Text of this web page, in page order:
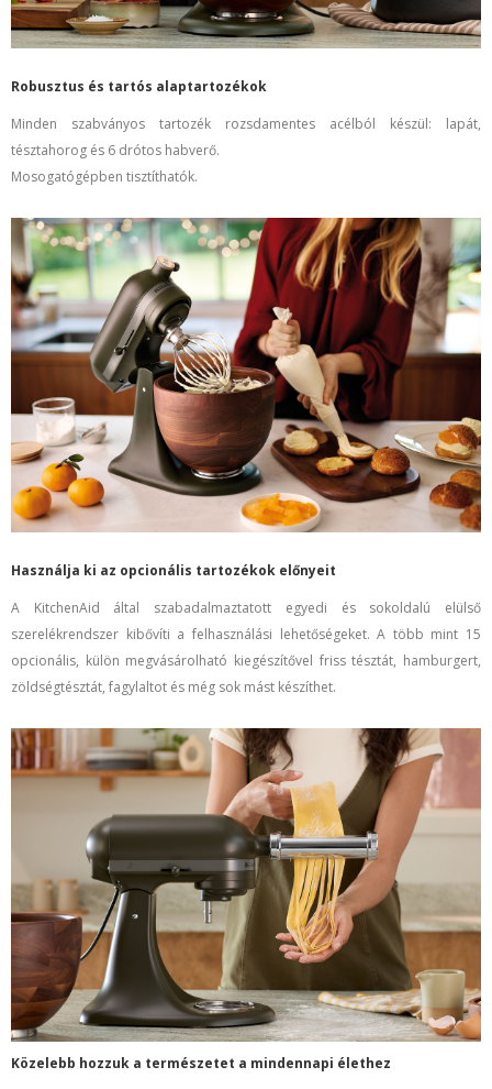
Robusztus és tartós alaptartozékok
Minden szabványos tartozék rozsdamentes acélból készül: lapát,
tésztahorog és 6 drótos habverő.
Mosogatógépben tisztíthatók.
Használja ki az opcionális tartozékok előnyeit
A KitchenAid által szabadalmaztatott egyedi és sokoldalú elülső
szerelékrendszer kibővíti a felhasználási lehetőségeket. A több mint 15
opcionális, külön megvásárolható kiegészítővel friss tésztát, hamburgert,
zöldségtésztát, fagylaltot és még sok mást készíthet.
Közelebb hozzuk a természetet a mindennapi élethez